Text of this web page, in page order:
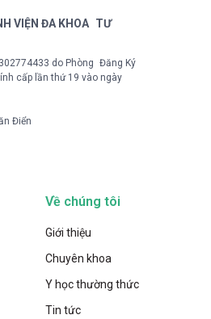
VIỆN ĐA KHOA TƯ
do Phòng Đăng Ký
cấp lần thứ 19 vào ngày
Điển
Về chúng tôi
Giới thiệu
Chuyên khoa
Y học thường thức
Tin tức